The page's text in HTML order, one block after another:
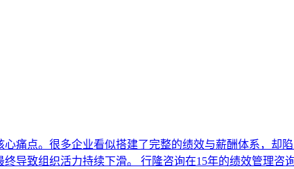
痛点。很多企业看似搭建了完整的绩效与薪酬体系，却
导致组织活力持续下滑。 行隆咨询在15年的绩效管理